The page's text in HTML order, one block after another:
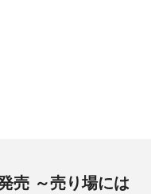
売 ～売り場には